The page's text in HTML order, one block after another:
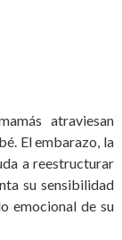
atraviesan
El embarazo, la
a reestructurar
su sensibilidad
emocional de su